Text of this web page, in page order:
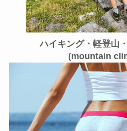
ハイキング・軽登山
(mountain